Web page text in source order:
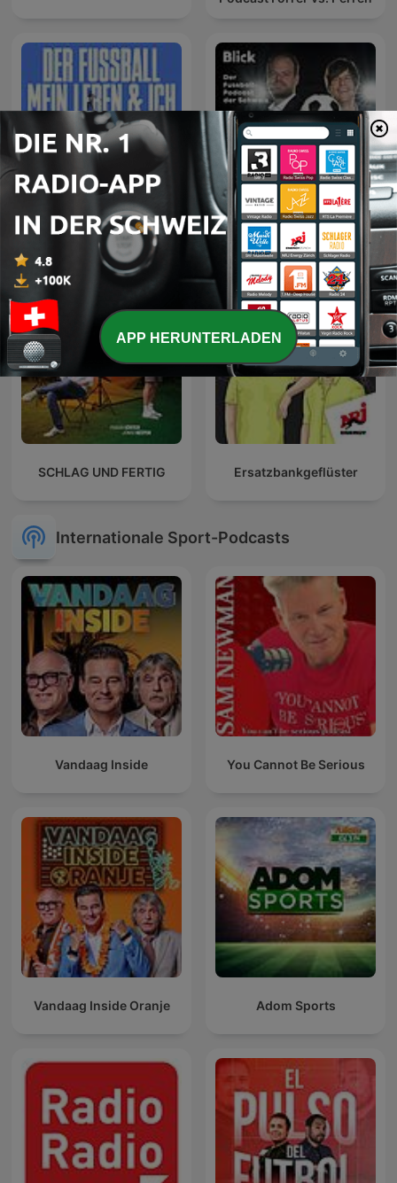
Der Fußball, mein Leben
und ich
FORZA! - der
Fussballpodcast der
Schweiz
SCHLAG UND FERTIG Ersatzbankgeflüster
Internationale Sport-Podcasts
Vandaag Inside You Cannot Be Serious
Vandaag Inside Oranje Adom Sports
APP HERUNTERLADEN